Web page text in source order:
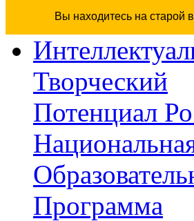
Вы находитесь на старой
Творческий
Потенциал
Программа